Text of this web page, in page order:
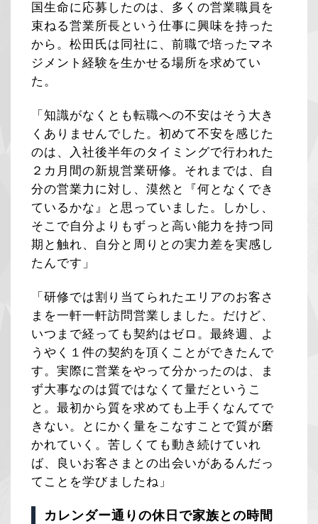
国生命に応募したのは、多くの営業職員を
束ねる営業所長という仕事に興味を持った
から。松田氏は同社に、前職で培ったマネ
ジメント経験を生かせる場所を求めてい
た。
「知識がなくとも転職への不安はそう大き
くありませんでした。初めて不安を感じた
のは、入社後半年のタイミングで行われた
２カ月間の新規営業研修。それまでは、自
分の営業力に対し、漠然と『何となくでき
ているかな』と思っていました。しかし、
そこで自分よりもずっと高い能力を持つ同
期と触れ、自分と周りとの実力差を実感し
たんです」
「研修では割り当てられたエリアのお客さ
まを一軒一軒訪問営業しました。だけど、
いつまで経っても契約はゼロ。最終週、よ
うやく１件の契約を頂くことができたんで
す。実際に営業をやって分かったのは、ま
ず大事なのは質ではなくて量だというこ
と。最初から質を求めても上手くなんてで
きない。とにかく量をこなすことで質が磨
かれていく。苦しくても動き続けていれ
ば、良いお客さまとの出会いがあるんだっ
てことを学びましたね」
カレンダー通りの休日で家族との時間